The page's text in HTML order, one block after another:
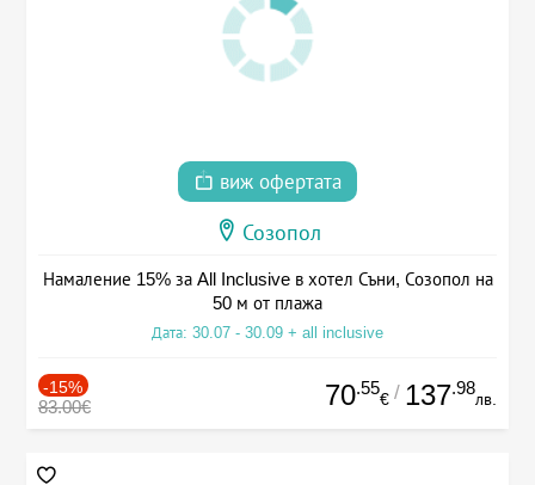
виж офертата
Созопол
Намаление 15% за All Inclusive в хотел Съни, Созопол на
50 м от плажа
Дата: 30.07 - 30.09 + all inclusive
-15%
83.00€ 70.55
€ / 137.98
лв.